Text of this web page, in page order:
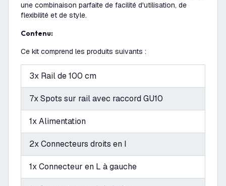
une combinaison parfaite de facilité d'utilisation, de
flexibilité et de style.
Contenu:
Ce kit comprend les produits suivants :
3x Rail de 100 cm
7x Spots sur rail avec raccord GU10
1x Alimentation
2x Connecteurs droits en I
1x Connecteur en L à gauche